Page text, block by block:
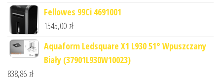
Fellowes 99Ci 4691001
1545,00 zł
Aquaform Ledsquare X1 L930 51° Wpuszczany
Biały (37901L930W10023)
838,86 zł